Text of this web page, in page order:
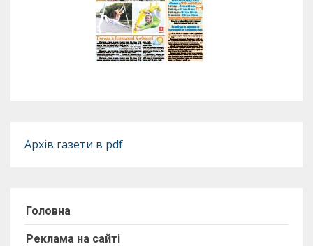
Архів газети в pdf
Головна
Реклама на сайті